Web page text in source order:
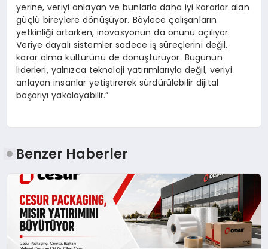
yerine, veriyi anlayan ve bunlarla daha iyi kararlar alan
güçlü bireylere dönüşüyor. Böylece çalışanların
yetkinliği artarken, inovasyonun da önünü açılıyor.
Veriye dayalı sistemler sadece iş süreçlerini değil,
karar alma kültürünü de dönüştürüyor. Bugünün
liderleri, yalnızca teknoloji yatırımlarıyla değil, veriyi
anlayan insanlar yetiştirerek sürdürülebilir dijital
başarıyı yakalayabilir.”
Benzer Haberler